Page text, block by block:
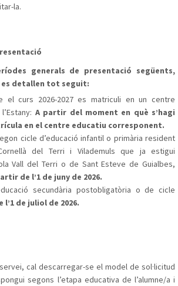
la.
generals de presentació següents,
es detallen tot seguit:
el curs 2026-2027 es matriculi en un centre
A partir del moment en què s’hagi
en el centre educatiu corresponent.
cicle d’educació infantil o primària resident
del Terri i Vilademuls que ja estigui
Vall del Terri o de Sant Esteve de Guialbes,
de l’1 de juny de 2026.
secundària postobligatòria o de cicle
de juliol de 2026.
cal descarregar-se el model de sol·licitud
segons l’etapa educativa de l’alumne/a i